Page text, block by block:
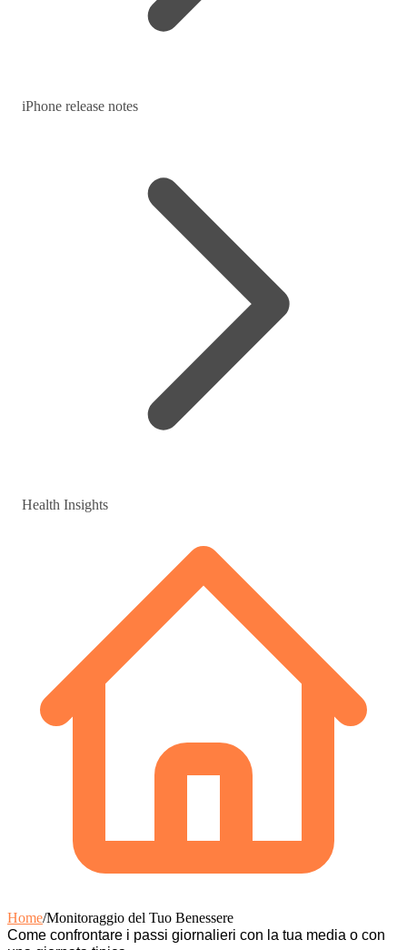
iPhone release notes
Health Insights
Home/Monitoraggio del Tuo Benessere
Come confrontare i passi giornalieri con la tua media o con